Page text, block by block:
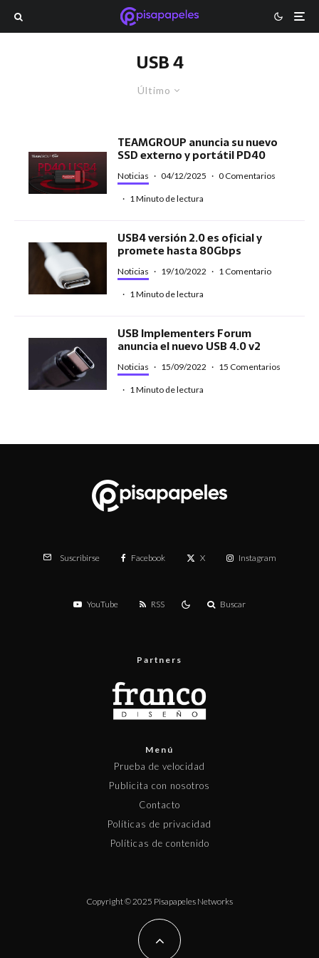
USB 4
Último
TEAMGROUP anuncia su nuevo
SSD externo y portátil PD40
Noticias · 04/12/2025 · 0 Comentarios
· 1 Minuto de lectura
USB4 versión 2.0 es oficial y
promete hasta 80Gbps
Noticias · 19/10/2022 · 1 Comentario
· 1 Minuto de lectura
USB Implementers Forum
anuncia el nuevo USB 4.0 v2
Noticias · 15/09/2022 · 15 Comentarios
· 1 Minuto de lectura
Suscribirse Facebook X Instagram
YouTube RSS Buscar
Partners
Menú
Prueba de velocidad
Publicita con nosotros
Contacto
Políticas de privacidad
Políticas de contenido
Copyright © 2025 Pisapapeles Networks